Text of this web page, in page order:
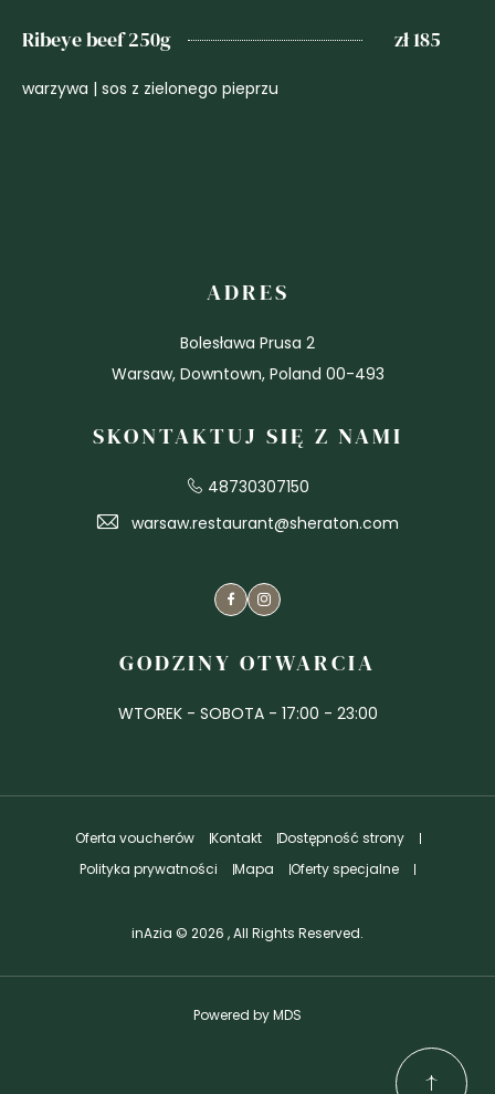
Ribeye beef 250g zł 185
warzywa | sos z zielonego pieprzu
ADRES
Bolesława Prusa 2
Warsaw, Downtown, Poland 00-493
SKONTAKTUJ SIĘ Z NAMI
48730307150
warsaw.restaurant@sheraton.com
FacebookInstagram
GODZINY OTWARCIA
WTOREK - SOBOTA - 17:00 - 23:00
Oferta voucherów Kontakt
Dostępność strony
Polityka prywatności
Mapa Oferty specjalne
inAzia © 2026 , All Rights Reserved.
Powered by MDS